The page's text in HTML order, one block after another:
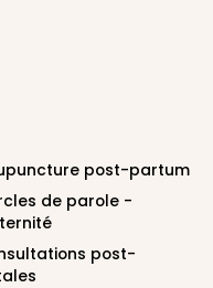
post-partum
de parole -
post-